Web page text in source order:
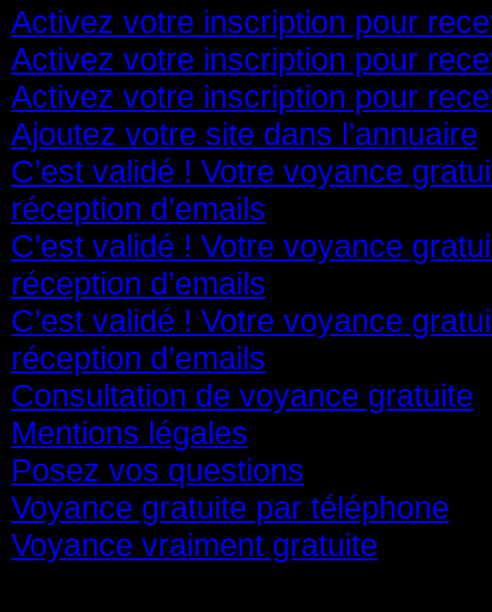
Activez votre inscription pour
Activez votre inscription pour
Activez votre inscription pour
Ajoutez votre site dans l’annuaire
C’est validé ! Votre voyance
réception d’emails
C’est validé ! Votre voyance
réception d’emails
C’est validé ! Votre voyance
réception d’emails
Consultation de voyance gratuite
Mentions légales
Posez vos questions
Voyance gratuite par téléphone
Voyance vraiment gratuite